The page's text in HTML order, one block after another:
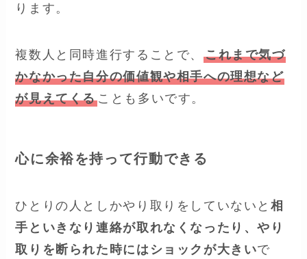
ります。
複数人と同時進行することで、 これまで気づ
かなかった自分の価値観や相手への理想など
が見えてくることも多いです。
心に余裕を持って行動できる
ひとりの人としかやり取りをしていないと相
手といきなり連絡が取れなくなったり、やり
取りを断られた時にはショックが大きいで